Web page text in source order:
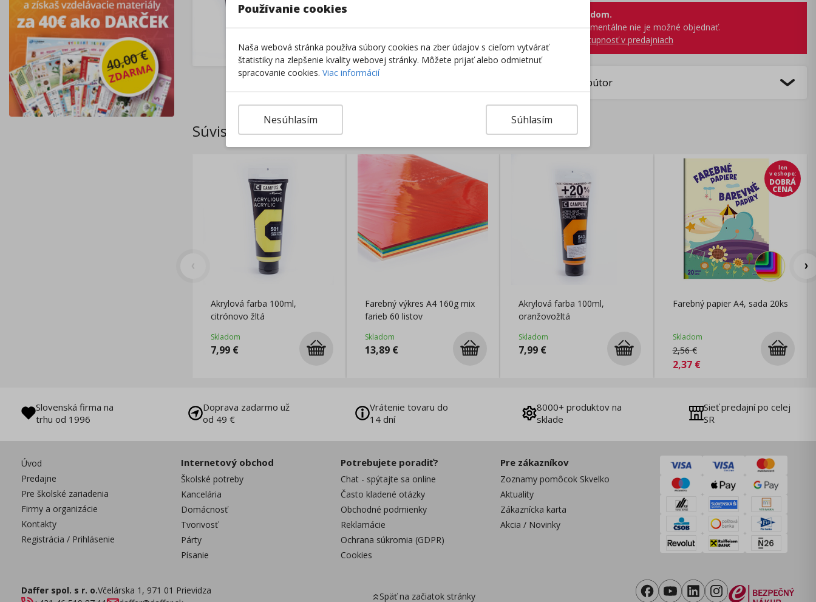
Tovar nie je skladom.
Tento produkt momentálne nie je možné objednať.
Zobraziť dostupnosť v predajniach
Výrobca/Distribútor
Súvisiace produkty
Akrylová farba 100ml,
citrónovo žltá
Skladom
7,99 €
Farebný výkres A4 160g mix
farieb 60 listov
Skladom
13,89€
Akrylová farba 100ml,
oranžovožltá
Skladom
7,99 €
len
v eshope:
DOBRÁ
CENA
Farebný papier A4, sada 20ks
Skladom
2,56€
2,37€
Slovenská firma na
trhu od 1996
Doprava zadarmo už
od 49 €
Vrátenie tovaru do
14 dní
8000+ produktov na
sklade
Sieť predajní po celej
SR
Úvod
Predajne
Pre školské zariadenia
Firmy a organizácie
Kontakty
Registrácia / Prihlásenie
Internetový obchod
Školské potreby
Kancelária
Domácnosť
Tvorivosť
Párty
Písanie
Potrebujete poradiť?
Chat - spýtajte sa online
Často kladené otázky
Obchodné podmienky
Reklamácie
Ochrana súkromia (GDPR)
Cookies
Pre zákazníkov
Zoznamy pomôcok Skvelko
Aktuality
Zákaznícka karta
Akcia / Novinky
Daffer spol. s r. o.Včelárska 1, 971 01 Prievidza
Späť na začiatok stránky
Používanie cookies
Naša webová stránka používa súbory cookies na zber údajov s cieľom vytvárať
štatistiky na zlepšenie kvality webovej stránky. Môžete prijať alebo odmietnuť
spracovanie cookies. Viac informácií
Súhlasím
Nesúhlasím